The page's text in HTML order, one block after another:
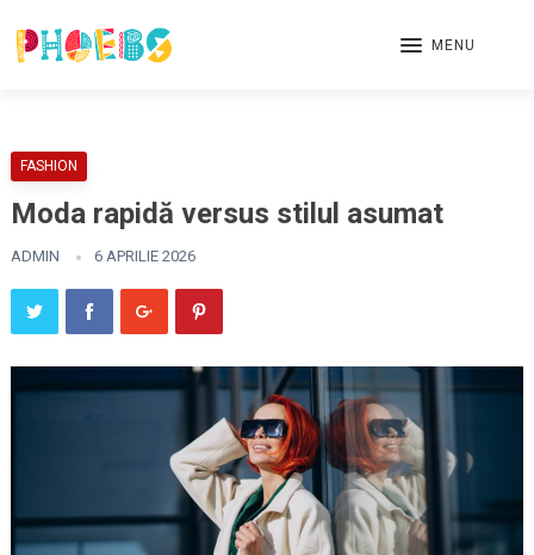
MENU
FASHION
Moda rapidă versus stilul asumat
ADMIN 6 APRILIE 2026